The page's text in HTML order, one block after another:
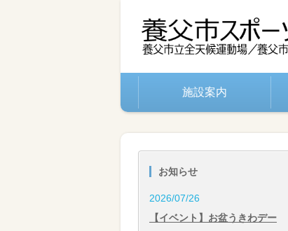
施設案内
お知らせ
2026/07/26
【イベント】お盆うきわデー